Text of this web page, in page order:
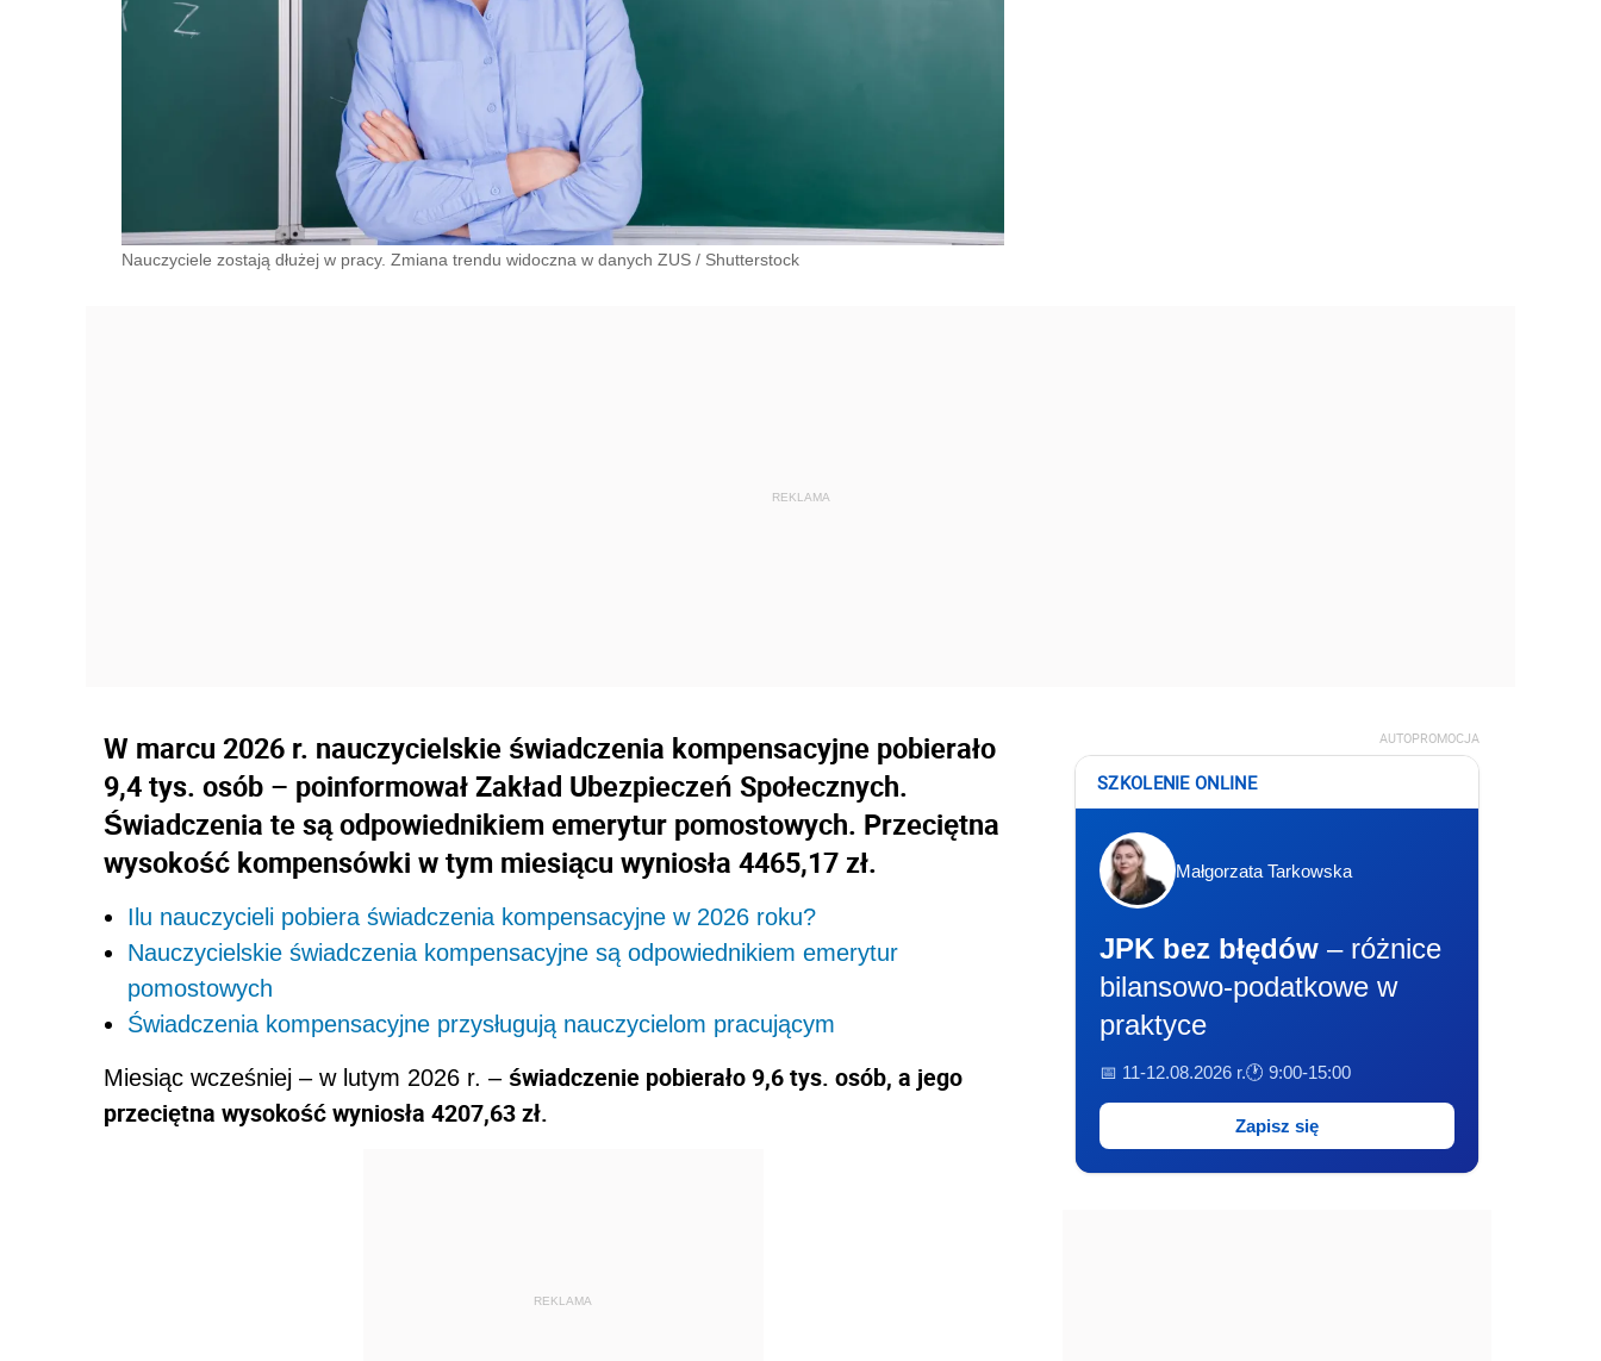
Nauczyciele zostają dłużej w pracy. Zmiana trendu widoczna w danych ZUS / Shutterstock
W marcu 2026 r. nauczycielskie świadczenia kompensacyjne pobierało
9,4 tys. osób – poinformował Zakład Ubezpieczeń Społecznych.
Świadczenia te są odpowiednikiem emerytur pomostowych. Przeciętna
wysokość kompensówki w tym miesiącu wyniosła 4465,17 zł.
Ilu nauczycieli pobiera świadczenia kompensacyjne w 2026 roku?
Nauczycielskie świadczenia kompensacyjne są odpowiednikiem emerytur
pomostowych
Świadczenia kompensacyjne przysługują nauczycielom pracującym
Miesiąc wcześniej – w lutym 2026 r. – świadczenie pobierało 9,6 tys. osób, a jego
przeciętna wysokość wyniosła 4207,63 zł.
REKLAMA
AUTOPROMOCJA
SZKOLENIE ONLINE
Małgorzata Tarkowska
JPK bez błędów – różnice
bilansowo-podatkowe w
praktyce
📅 11-12.08.2026 r.🕐 9:00-15:00
Zapisz się